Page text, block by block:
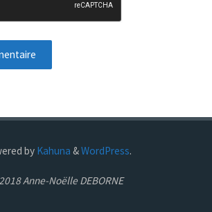
by Kahuna &WordPress.
Anne-Noëlle DEBORNE